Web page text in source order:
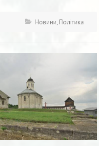
Новини, Політика